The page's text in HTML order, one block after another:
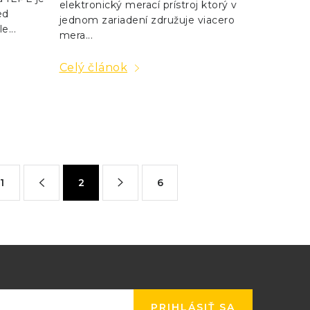
elektronický merací prístroj ktorý v
jednom zariadení združuje viacero
mera...
Celý článok
1 2 6
PRIHLÁSIŤ SA